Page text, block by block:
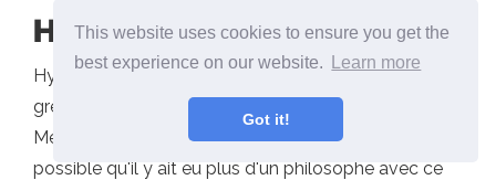
This website uses cookies to ensure you get the
best experience on our website.
Learn more
Got it!
Hypon
Hypon (n. 5ème siècle A.C.) C'était un philosophe
grec présocratique et est lié à la naissance à Regio,
Metaponto, Samos ou Crotona. Il est également
possible qu'il y ait eu plus d'un philosophe avec ce